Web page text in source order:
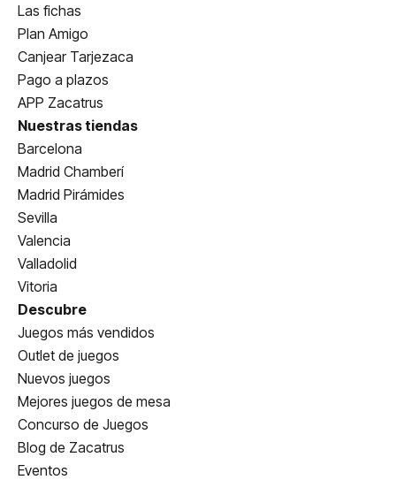
Las fichas
Plan Amigo
Canjear Tarjezaca
Pago a plazos
APP Zacatrus
Nuestras tiendas
Barcelona
Madrid Chamberí
Madrid Pirámides
Sevilla
Valencia
Valladolid
Vitoria
Descubre
Juegos más vendidos
Outlet de juegos
Nuevos juegos
Mejores juegos de mesa
Concurso de Juegos
Blog de Zacatrus
Eventos